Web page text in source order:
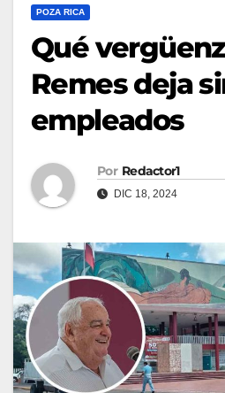
POZA RICA
Qué
Remes deja
empleados
Por Redactor1
DIC 18, 2024